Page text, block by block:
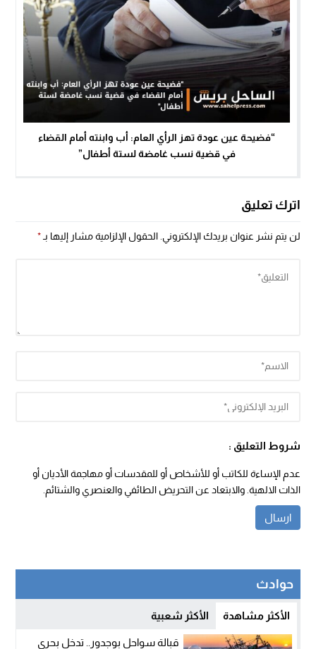
“فضيحة عين عودة تهز الرأي العام: أب وابنته أمام القضاء
في قضية نسب غامضة لستة أطفال”
اترك تعليق
لن يتم نشر عنوان بريدك الإلكتروني. الحقول الإلزامية مشار إليها بـ*
شروط التعليق :
عدم الإساءة للكاتب أو للأشخاص أو للمقدسات أو مهاجمة الأديان أو
الذات الالهية. والابتعاد عن التحريض الطائفي والعنصري والشتائم.
حوادث
الأكثر مشاهدة الأكثر شعبية
قبالة سواحل بوجدور.. تدخل بحري